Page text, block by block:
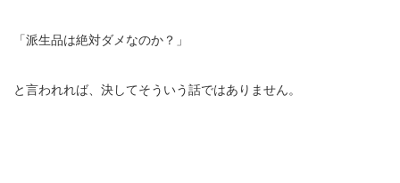
「派生品は絶対ダメなのか？」
と言われれば、決してそういう話ではありません。